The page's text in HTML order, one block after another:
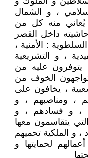
، و الشمال
منه كل من
داخل القصر
: الأمنية ،
، و التشريعية
يتوفرون عليه من
الخوف من
، يخافون على
، ومناصبهم ، و
، و فسادهم ، و
يتقاسمون معها
و الملكية تحميهم
لحمايتها و